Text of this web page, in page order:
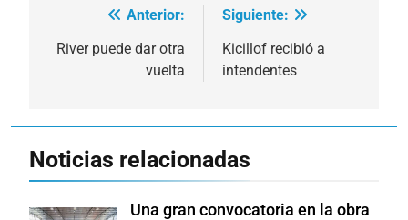
Navegación
de
Anterior:
River puede dar otra
vuelta
Siguiente:
Kicillof recibió a
intendentes
Noticias relacionadas
Una gran convocatoria en la obra